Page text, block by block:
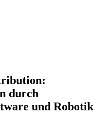
durch
und Robotik